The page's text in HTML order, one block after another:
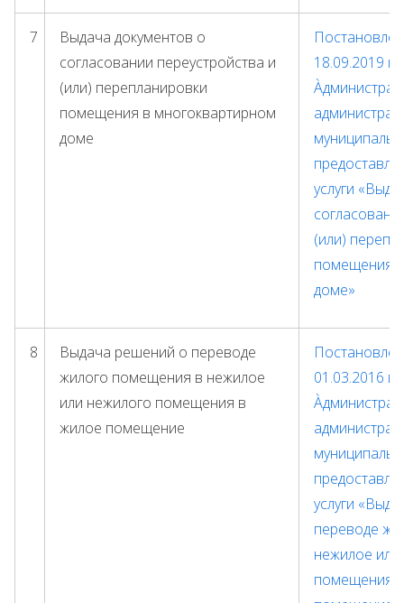
7
Выдача документов о
согласовании переустройства и
(или) перепланировки
помещения в многоквартирном
доме
18.09.2019
услуги
(или)
помещения
доме»
8
Выдача решений о переводе
жилого помещения в нежилое
или нежилого помещения в
жилое помещение
01.03.2016
услуги
переводе
нежилое
помещения